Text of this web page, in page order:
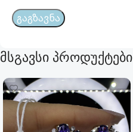
მსგავსი პროდუქტები